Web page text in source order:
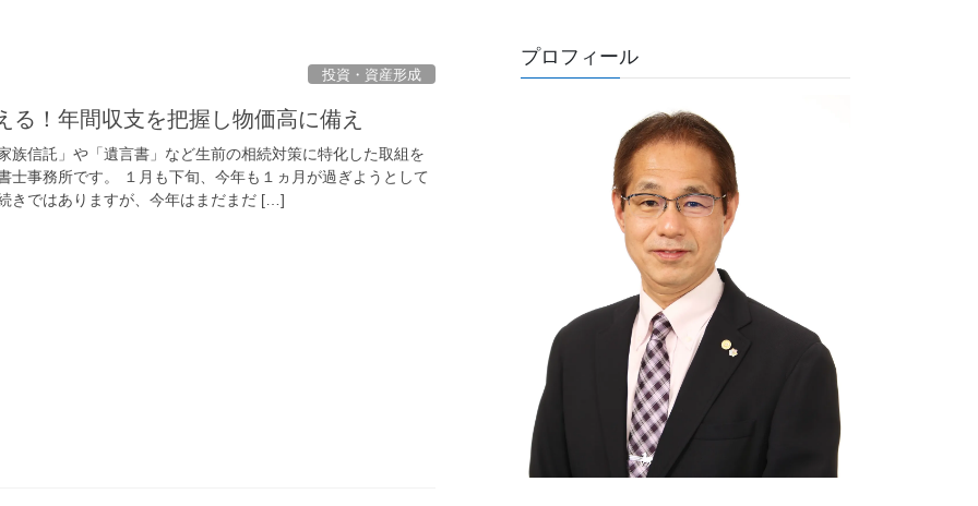
投資・資産形成
る！年間収支を把握し物価高に備え
族信託」や「遺言書」など生前の相続対策に特化した取組を
士事務所です。 １月も下旬、今年も１ヵ月が過ぎようとして
きではありますが、今年はまだまだ […]
プロフィール